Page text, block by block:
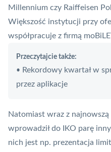
Millennium czy Raiffeisen
Większość instytucji przy
współpracuje z firmą
Przeczytajcie także:
• Rekordowy kwartał w
przez aplikacje
Natomiast wraz z
wprowadził do IKO parę
nich jest np. prezentacja